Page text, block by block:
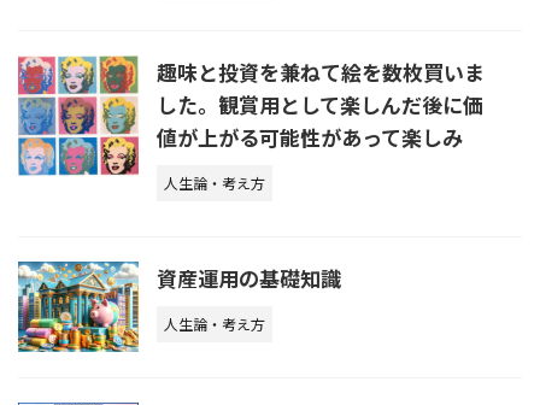
趣味と投資を兼ねて絵を数枚買いま
した。観賞用として楽しんだ後に価
値が上がる可能性があって楽しみ
人生論・考え方
資産運用の基礎知識
人生論・考え方